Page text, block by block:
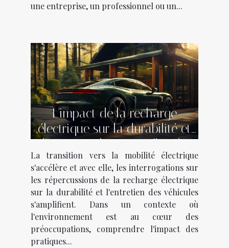
une entreprise, un professionnel ou un...
L'impact de la recharge
électrique sur la durabilité et
l'entretien de votre véhicule
La transition vers la mobilité électrique
s'accélère et avec elle, les interrogations sur
les répercussions de la recharge électrique
sur la durabilité et l'entretien des véhicules
s'amplifient. Dans un contexte où
l'environnement est au cœur des
préoccupations, comprendre l'impact des
pratiques...